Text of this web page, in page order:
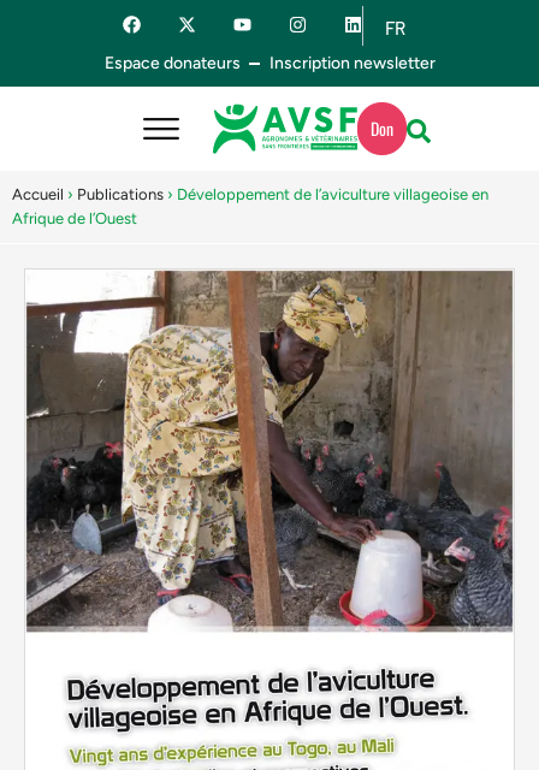
FR
ES
Espace donateurs Inscription newsletter
Don
Accueil › Publications › Développement de l’aviculture villageoise en
Afrique de l’Ouest